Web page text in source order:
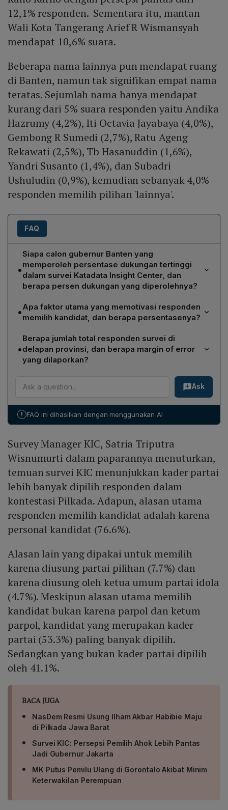
12,1% responden. Sementara itu, mantan
Wali Kota Tangerang Arief R Wismansyah
mendapat 10,6% suara.
Beberapa nama lainnya pun mendapat ruang
di Banten, namun tak signifikan empat nama
teratas. Sejumlah nama hanya mendapat
kurang dari 5% suara responden yaitu Andika
Hazrumy (4,2%), Iti Octavia Jayabaya (4,0%),
Gembong R Sumedi (2,7%), Ratu Ageng
Rekawati (2,5%), Tb Hasanuddin (1,6%),
Yandri Susanto (1,4%), dan Subadri
Ushuludin (0,9%), kemudian sebanyak 4,0%
responden memilih pilihan 'lainnya'.
FAQ
•
Siapa calon gubernur Banten yang
memperoleh persentase dukungan tertinggi
dalam survei Katadata Insight Center, dan
berapa persen dukungan yang diperolehnya?
Mantan Wali Kota Tangerang, Airin Rachmi Diany,
menempati posisi teratas sebagai calon gubernur
Banten pilihan responden dengan dukungan sebesar
32,8%.
•Apa faktor utama yang memotivasi responden
memilih kandidat, dan berapa persentasenya?
Faktor utama yang memotivasi pemilih adalah personal
kandidat, dipilih oleh 76,6% responden. Alasan lain
meliputi dukungan partai (7,7%) dan dukungan ketua
umum partai idola (4,7%).
•
Berapa jumlah total responden survei di
delapan provinsi, dan berapa margin of error
yang dilaporkan?
Survei melibatkan total 7.864 responden di delapan
provinsi, dengan margin of error +/-1,1% pada tingkat
Ask
! FAQ ini dihasilkan dengan menggunakan AI
Survey Manager KIC, Satria Triputra
Wisnumurti dalam paparannya menuturkan,
temuan survei KIC menunjukkan kader partai
lebih banyak dipilih responden dalam
kontestasi Pilkada. Adapun, alasan utama
responden memilih kandidat adalah karena
personal kandidat (76.6%).
Alasan lain yang dipakai untuk memilih
karena diusung partai pilihan (7.7%) dan
karena diusung oleh ketua umum partai idola
(4.7%). Meskipun alasan utama memilih
kandidat bukan karena parpol dan ketum
parpol, kandidat yang merupakan kader
partai (53.3%) paling banyak dipilih.
Sedangkan yang bukan kader partai dipilih
oleh 41.1%.
BACA JUGA
NasDem Resmi Usung Ilham Akbar Habibie Maju
di Pilkada Jawa Barat
Survei KIC: Persepsi Pemilih Ahok Lebih Pantas
Jadi Gubernur Jakarta
MK Putus Pemilu Ulang di Gorontalo Akibat Minim
Keterwakilan Perempuan